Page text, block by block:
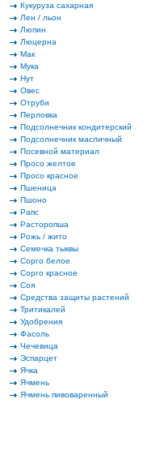
Кукуруза сахарная
Лен / льон
Люпин
Люцерна
Мак
Мука
Нут
Овес
Отруби
Перловка
Подсолнечник кондитерский
Подсолнечник масличный
Посевной материал
Просо желтое
Просо красное
Пшеница
Пшоно
Рапс
Расторопша
Рожь / жито
Семечка тыквы
Сорго белое
Сорго красное
Соя
Средства защиты растений
Тритикалей
Удобрения
Фасоль
Чечевица
Эспарцет
Ячка
Ячмень
Ячмень пивоваренный